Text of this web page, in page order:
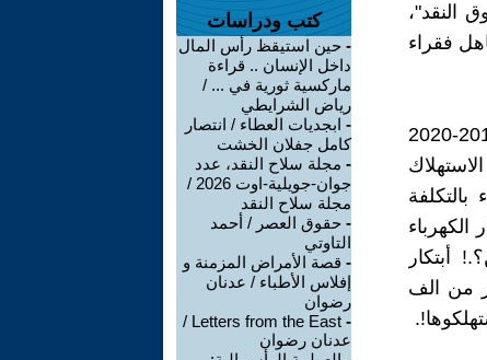
النقد"،
فقراء
وبينما يسجل بند دعم الكهرباء صفراً في الحساب الختامي لأعوام 2019-2020
عن الاستهلاك
بالتكلفة
أبتكار
من الف
كتب ودراسات
- حين استيقظ رأس المال
داخل الإنسان .. قراءة
ماركسية ثورية في ... /
رياض الشرايطي
- ابجديات العطاء / انتصار
كامل جفلان الخشت
- مجلة سلاح النقد، عدد
جوان-جويلية-اوت 2026 /
مجلة سلاح النقد
- حقوق العصر / أحمد
التاوتي
- قصة الأمراض المزمنة و
إفلاس الأطباء / عدنان
رضوان
-
Letters from the East /
عدنان رضوان